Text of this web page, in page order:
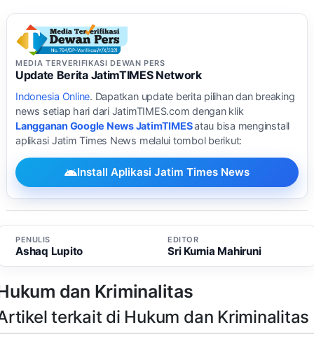
MEDIA TERVERIFIKASI DEWAN PERS
Update Berita JatimTIMES Network
Indonesia Online. Dapatkan update berita pilihan dan breaking
news setiap hari dari JatimTIMES.com dengan klik
Langganan Google News JatimTIMESatau bisa menginstall
aplikasi Jatim Times News melalui tombol berikut:
Install Aplikasi Jatim Times News
PENULIS
Ashaq Lupito
EDITOR
Sri Kurnia Mahiruni
dan Kriminalitas
terkait di Hukum dan Kriminalitas